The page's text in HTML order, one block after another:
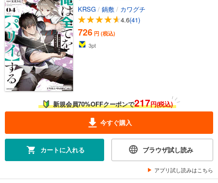
KRSG / 鍋敷 / カワグチ
4.6(41)
726 円 (税込)
3pt
新規会員70%OFFクーポンで217円(税込)
今すぐ購入
カートに入れる ブラウザ試し読み
アプリ試し読みはこちら